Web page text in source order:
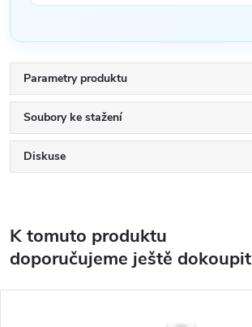
Parametry produktu
Soubory ke stažení
Diskuse
K tomuto produktu
doporučujeme ještě dokoupit